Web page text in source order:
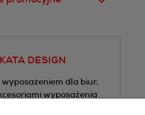
DESIGN
dla biur,
wyposażenia